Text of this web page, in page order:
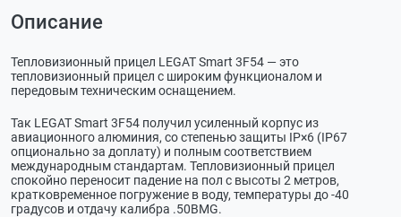
Описание
Тепловизионный прицел LEGAT Smart 3F54 — это
тепловизионный прицел с широким функционалом и
передовым техническим оснащением.
Так LEGAT Smart 3F54 получил усиленный корпус из
авиационного алюминия, со степенью защиты IP×6 (IP67
опционально за доплату) и полным соответствием
международным стандартам. Тепловизионный прицел
спокойно переносит падение на пол с высоты 2 метров,
кратковременное погружение в воду, температуры до -40
градусов и отдачу калибра .50BMG.